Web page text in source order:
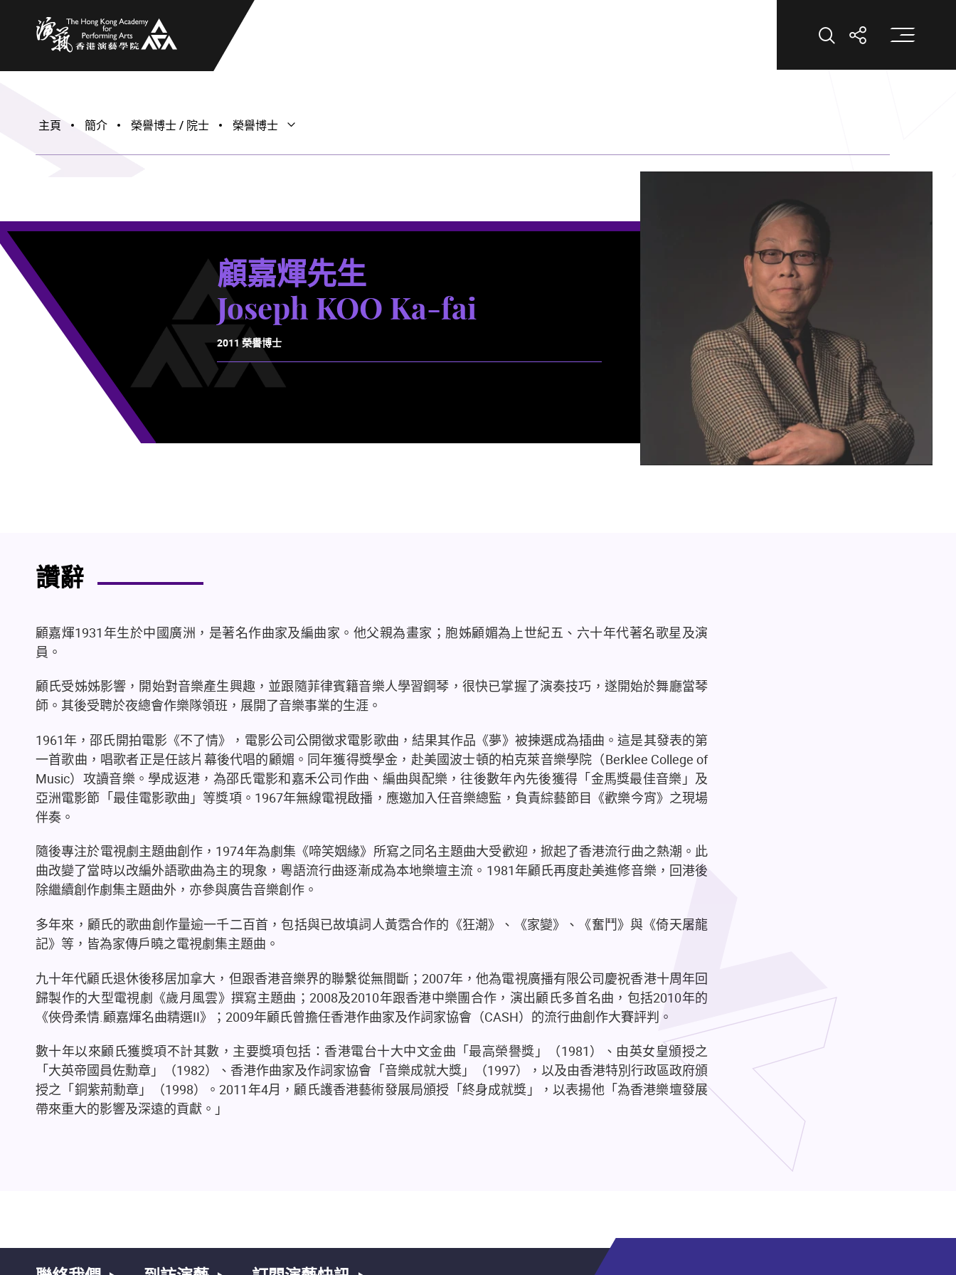
打開搜索打開分享打
主頁 簡介 榮譽博士 / 院士 榮譽博士 打開子選單
關閉子選單
顧嘉煇先生
Joseph KOO Ka-fai
2011 榮譽博士
讚辭
顧嘉煇1931年生於中國廣洲，是著名作曲家及編曲家。他父親為畫家；胞姊顧媚為上世紀五、六十年代著名歌星及演
員。
顧氏受姊姊影響，開始對音樂產生興趣，並跟隨菲律賓籍音樂人學習鋼琴，很快已掌握了演奏技巧，遂開始於舞廳當琴
師。其後受聘於夜總會作樂隊領班，展開了音樂事業的生涯。
1961年，邵氏開拍電影《不了情》，電影公司公開徵求電影歌曲，結果其作品《夢》被揀選成為插曲。這是其發表的第
一首歌曲，唱歌者正是任該片幕後代唱的顧媚。同年獲得獎學金，赴美國波士頓的柏克萊音樂學院（Berklee College of
Music）攻讀音樂。學成返港，為邵氏電影和嘉禾公司作曲、編曲與配樂，往後數年內先後獲得「金馬獎最佳音樂」及
亞洲電影節「最佳電影歌曲」等獎項。 1967年無線電視啟播，應邀加入任音樂總監，負責綜藝節目《歡樂今宵》之現場
伴奏。
隨後專注於電視劇主題曲創作， 1974年為劇集《啼笑姻緣》所寫之同名主題曲大受歡迎，掀起了香港流行曲之熱潮。此
曲改變了當時以改編外語歌曲為主的現象，粵語流行曲逐漸成為本地樂壇主流。 1981年顧氏再度赴美進修音樂，回港後
除繼續創作劇集主題曲外，亦參與廣告音樂創作。
多年來，顧氏的歌曲創作量逾一千二百首，包括與已故填詞人黃霑合作的《狂潮》、《家變》、《奮鬥》與《倚天屠龍
記》等，皆為家傳戶曉之電視劇集主題曲。
九十年代顧氏退休後移居加拿大，但跟香港音樂界的聯繫從無間斷； 2007年，他為電視廣播有限公司慶祝香港十周年回
歸製作的大型電視劇《歲月風雲》撰寫主題曲； 2008及2010年跟香港中樂團合作，演出顧氏多首名曲，包括2010年的
《俠骨柔情 顧嘉煇名曲精選II》； 2009年顧氏曾擔任香港作曲家及作詞家協會（CASH）的流行曲創作大賽評判。
數十年以來顧氏獲獎項不計其數，主要獎項包括：香港電台十大中文金曲「最高榮譽獎」（1981）、由英女皇頒授之
「大英帝國員佐勳章」（1982）、香港作曲家及作詞家協會「音樂成就大獎」（1997），以及由香港特別行政區政府頒
授之「銅紫荊勳章」（1998）。2011年4月，顧氏護香港藝術發展局頒授「終身成就獎」，以表揚他「為香港樂壇發展
帶來重大的影響及深遠的貢獻。」